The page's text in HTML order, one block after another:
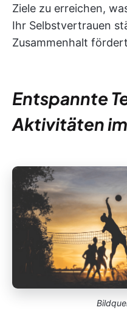
Ziele zu erreichen,
Ihr Selbstvertrauen
Zusammenhalt
Entspannte
Aktivitäten